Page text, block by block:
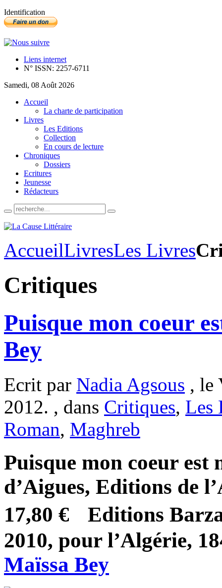
Identification
Liens internet
N° ISSN: 2257-6711
Samedi, 08 Août 2026
Accueil
La charte de participation
Livres
Les Editions
Collection
En cours de lecture
Chroniques
Dossiers
Ecritures
Jeunesse
Rédacteurs
AccueilLivresLes Livres
Critiques
Puisque mon coeur
Bey
Ecrit par Nadia Agsous , le
2012. , dans Critiques, Les
Roman, Maghreb
Puisque mon coeur
d’Aigues, Editions de
17,80 € Editions
2010, pour l’Algérie,
Maïssa Bey